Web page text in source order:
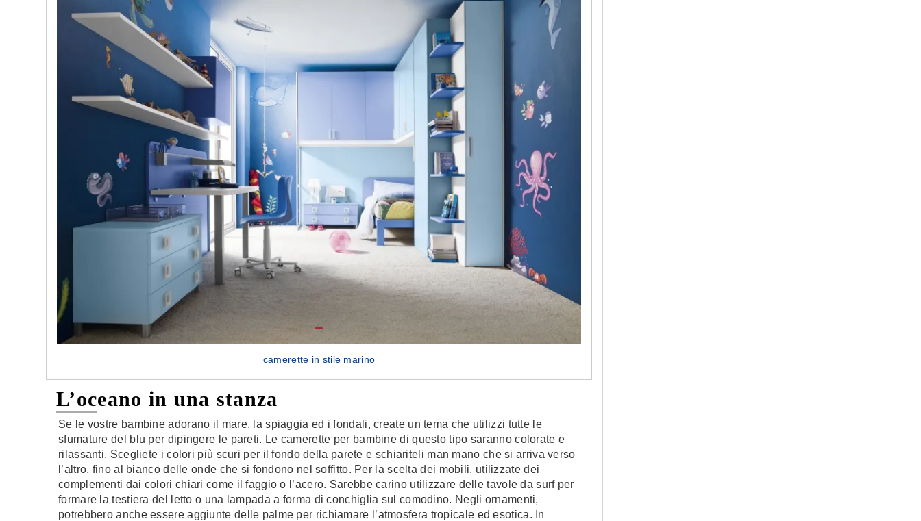
camerette in stile marino
L’oceano in una stanza
Se le vostre bambine adorano il mare, la spiaggia ed i fondali, create un tema che utilizzi tutte le
sfumature del blu per dipingere le pareti. Le camerette per bambine di questo tipo saranno colorate e
rilassanti. Scegliete i colori più scuri per il fondo della parete e schiariteli man mano che si arriva verso
l’altro, fino al bianco delle onde che si fondono nel soffitto. Per la scelta dei mobili, utilizzate dei
complementi dai colori chiari come il faggio o l’acero. Sarebbe carino utilizzare delle tavole da surf per
formare la testiera del letto o una lampada a forma di conchiglia sul comodino. Negli ornamenti,
potrebbero anche essere aggiunte delle palme per richiamare l’atmosfera tropicale ed esotica. In